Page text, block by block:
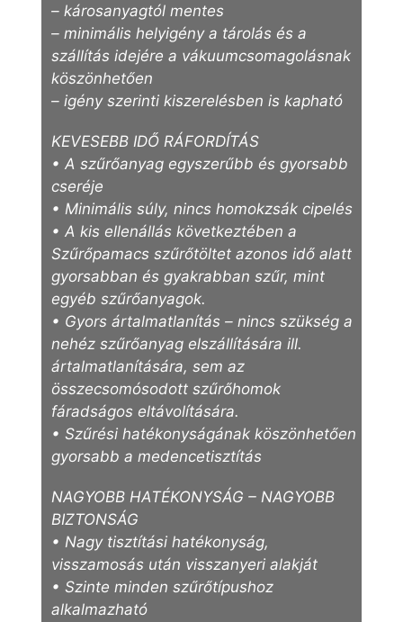
– károsanyagtól mentes
– minimális helyigény a tárolás és a
szállítás idejére a vákuumcsomagolásnak
köszönhetően
– igény szerinti kiszerelésben is kapható
KEVESEBB IDŐ RÁFORDÍTÁS
• A szűrőanyag egyszerűbb és gyorsabb
cseréje
• Minimális súly, nincs homokzsák cipelés
• A kis ellenállás következtében a
Szűrőpamacs szűrőtöltet azonos idő alatt
gyorsabban és gyakrabban szűr, mint
egyéb szűrőanyagok.
• Gyors ártalmatlanítás – nincs szükség a
nehéz szűrőanyag elszállítására ill.
ártalmatlanítására, sem az
összecsomósodott szűrőhomok
fáradságos eltávolítására.
• Szűrési hatékonyságának köszönhetően
gyorsabb a medencetisztítás
NAGYOBB HATÉKONYSÁG – NAGYOBB
BIZTONSÁG
• Nagy tisztítási hatékonyság,
visszamosás után visszanyeri alakját
• Szinte minden szűrőtípushoz
alkalmazható